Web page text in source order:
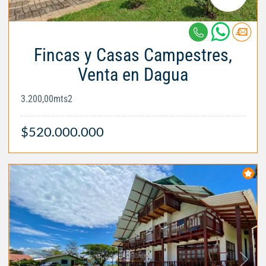
Fincas y Casas Campestres,
Venta en Dagua
3.200,00mts2
$520.000.000